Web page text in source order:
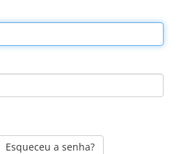
Esqueceu a senha?